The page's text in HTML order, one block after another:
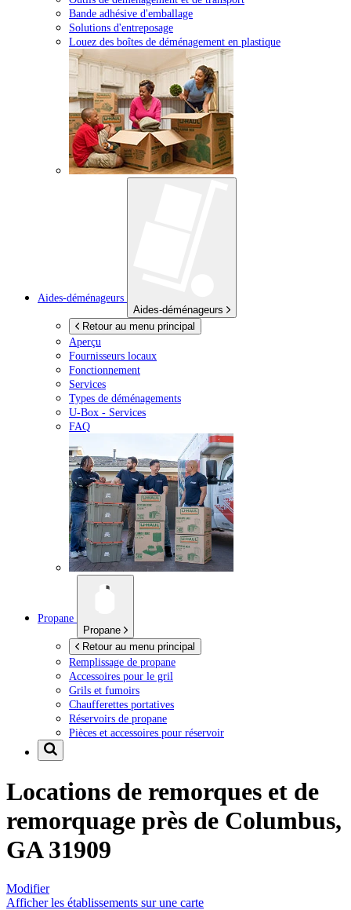
Bande adhésive d'emballage
Solutions d'entreposage
Louez des boîtes de déménagement en plastique
Aides-déménageurs
Aides-déménageurs
Retour au menu principal
Aperçu
Fournisseurs locaux
Fonctionnement
Services
Types de déménagements
U-Box - Services
FAQ
Propane
Propane
Retour au menu principal
Remplissage de propane
Accessoires pour le gril
Grils et fumoirs
Chaufferettes portatives
Réservoirs de propane
Pièces et accessoires pour réservoir
Locations de remorques et de
remorquage près de Columbus,
GA 31909
Modifier
Afficher les établissements sur une carte